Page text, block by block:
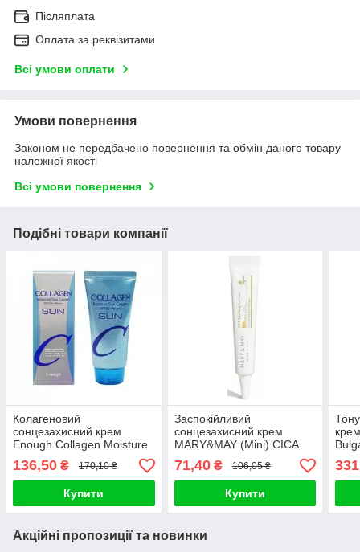
Післяплата
Оплата за реквізитами
Всі умови оплати
Умови повернення
Законом не передбачено повернення та обмін даного товару
належної якості
Всі умови повернення
Подібні товари компанії
Колагеновий
сонцезахисний крем
Enough Collagen Moisture
Sun Cream SPF 50+ PA+++
50ml
136,50 ₴ 170,10 ₴
Купити
Заспокійливий
сонцезахисний крем
MARY&MAY (Mini) CICA
Soothing Sun SPF50+
PA++++ 12g
71,40₴ 106,05 ₴
Купити
-
Акційні пропозиції та новинки